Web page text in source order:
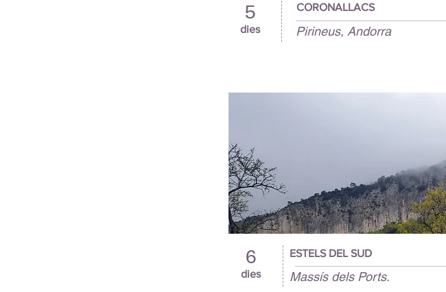
5
dies
CORONALLACS
Pirineus, Andorra
Massís dels Ports.
ESTELS DEL SUD
6
dies